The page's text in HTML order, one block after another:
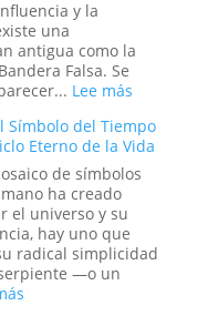
de
la
Antigua
Ruta
de
Seda
y la
una
antigua como la
Falsa. Se
Lee más:
de
Bandera
Falsa
¿Hasta
Símbolo del Tiempo
Eterno de la Vida
de símbolos
ha creado
el universo y su
hay uno que
radical simplicidad
—o un
: